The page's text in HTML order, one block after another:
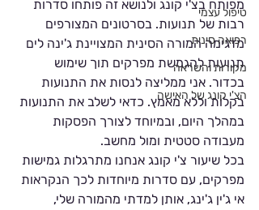
טיפול עצמי
רפואה סינית
מקורות והשראה
הצ'י קונג של האישה
מפותח בצ'י קונג ולנושא זה פותחו סדרות
רבות של תנועות. בסרטונים המצורפים
מדגימה המורה הסינית המצויינת ג'ינה לים
תנועות להגמשת מפרקים תוך שימוש
בכדור. אני ממליצה לנסות את התנועות
בקלות וללא מאמץ. כדאי לשלב את התנועות
במהלך היום, ובמיוחד לצורך הפסקות
מעבודה סטטית ומול מחשב.
בכל שיעור צ'י קונג אנחנו מתרגלות גמישות
מפרקים, עם סדרות מיוחדות לכך הנקראות
אי ג'ין ג'ינג, אותן למדתי מהמורה שלי,